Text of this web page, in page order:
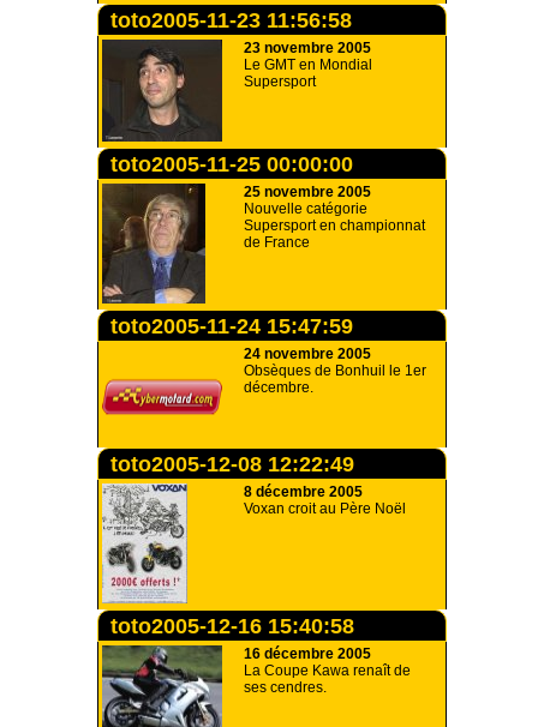
toto2005-11-23 11:56:58
23 novembre 2005
Le GMT en Mondial
Supersport
toto2005-11-25 00:00:00
25 novembre 2005
Nouvelle catégorie
Supersport en championnat
de France
toto2005-11-24 15:47:59
24 novembre 2005
Obsèques de Bonhuil le 1er
décembre.
toto2005-12-08 12:22:49
8 décembre 2005
Voxan croit au Père Noël
toto2005-12-16 15:40:58
16 décembre 2005
La Coupe Kawa renaît de
ses cendres.